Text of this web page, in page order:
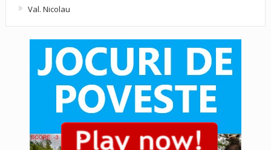
Val. Nicolau